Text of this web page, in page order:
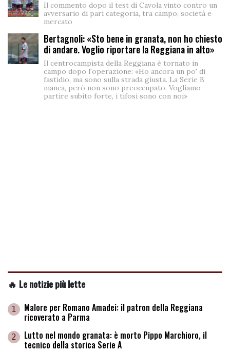
Il commento dopo il test di Cavola vinto contro un
avversario di pari categoria, tra campo, società e
mercato
Bertagnoli: «Sto bene in granata, non ho chiesto
di andare. Voglio riportare la Reggiana in alto»
Il centrocampista della Reggiana è tornato in
campo dopo l'operazione: «Ho ancora un po' di
fastidio, ma sono sulla strada giusta. La Serie B
manca, però non sono preoccupato. Vogliamo
partire subito forte, i tifosi sono con noi»
🔥 Le notizie più lette
1 Malore per Romano Amadei: il patron della Reggiana
ricoverato a Parma
2 Lutto nel mondo granata: è morto Pippo Marchioro, il
tecnico della storica Serie A